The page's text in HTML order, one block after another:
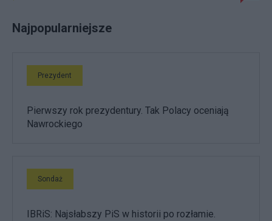
Najpopularniejsze
Prezydent
Pierwszy rok prezydentury. Tak Polacy oceniają
Nawrockiego
Sondaż
IBRiS: Najsłabszy PiS w historii po rozłamie.